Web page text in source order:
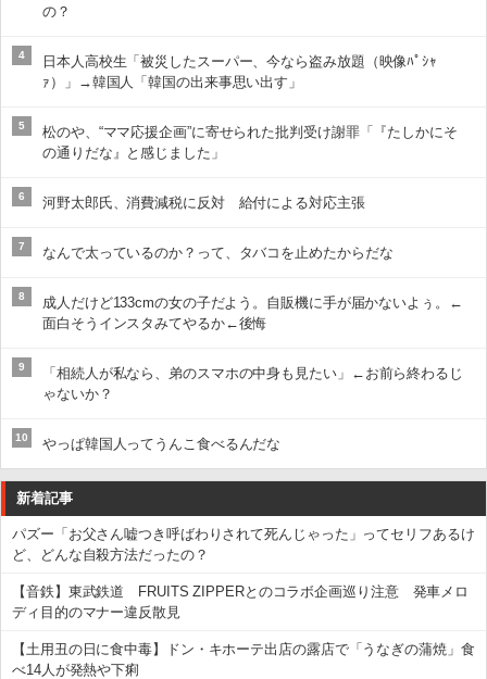
の？
4
日本人高校生「被災したスーパー、今なら盗み放題（映像ﾊﾟｼｬ
ｧ）」→韓国人「韓国の出来事思い出す」
5
松のや、“ママ応援企画”に寄せられた批判受け謝罪「『たしかにそ
の通りだな』と感じました」
6 河野太郎氏、消費減税に反対 給付による対応主張
7 なんで太っているのか？って、タバコを止めたからだな
8
成人だけど133cmの女の子だよう。自販機に手が届かないよぅ。←
面白そうインスタみてやるか←後悔
9
「相続人が私なら、弟のスマホの中身も見たい」←お前ら終わるじ
ゃないか？
10 やっぱ韓国人ってうんこ食べるんだな
新着記事
パズー「お父さん嘘つき呼ばわりされて死んじゃった」ってセリフあるけ
ど、どんな自殺方法だったの？
【音鉄】東武鉄道 FRUITS ZIPPERとのコラボ企画巡り注意 発車メロ
ディ目的のマナー違反散見
【土用丑の日に食中毒】ドン・キホーテ出店の露店で「うなぎの蒲焼」食
べ14人が発熱や下痢